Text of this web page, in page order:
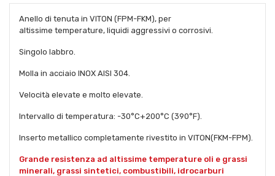
Anello di tenuta in VITON (FPM-FKM), per
altissime temperature, liquidi aggressivi o corrosivi.
Singolo labbro.
Molla in acciaio INOX AISI 304.
Velocità elevate e molto elevate.
Intervallo di temperatura: -30°C+200°C (390°F).
Inserto metallico completamente rivestito in VITON(FKM-FPM).
Grande resistenza ad altissime temperature oli e grassi
minerali, grassi sintetici, combustibili, idrocarburi